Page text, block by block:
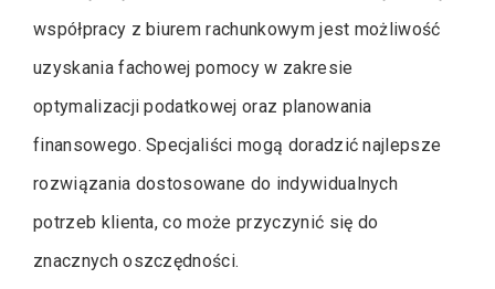
współpracy z biurem rachunkowym jest możliwość
uzyskania fachowej pomocy w zakresie
optymalizacji podatkowej oraz planowania
finansowego. Specjaliści mogą doradzić najlepsze
rozwiązania dostosowane do indywidualnych
potrzeb klienta, co może przyczynić się do
znacznych oszczędności.